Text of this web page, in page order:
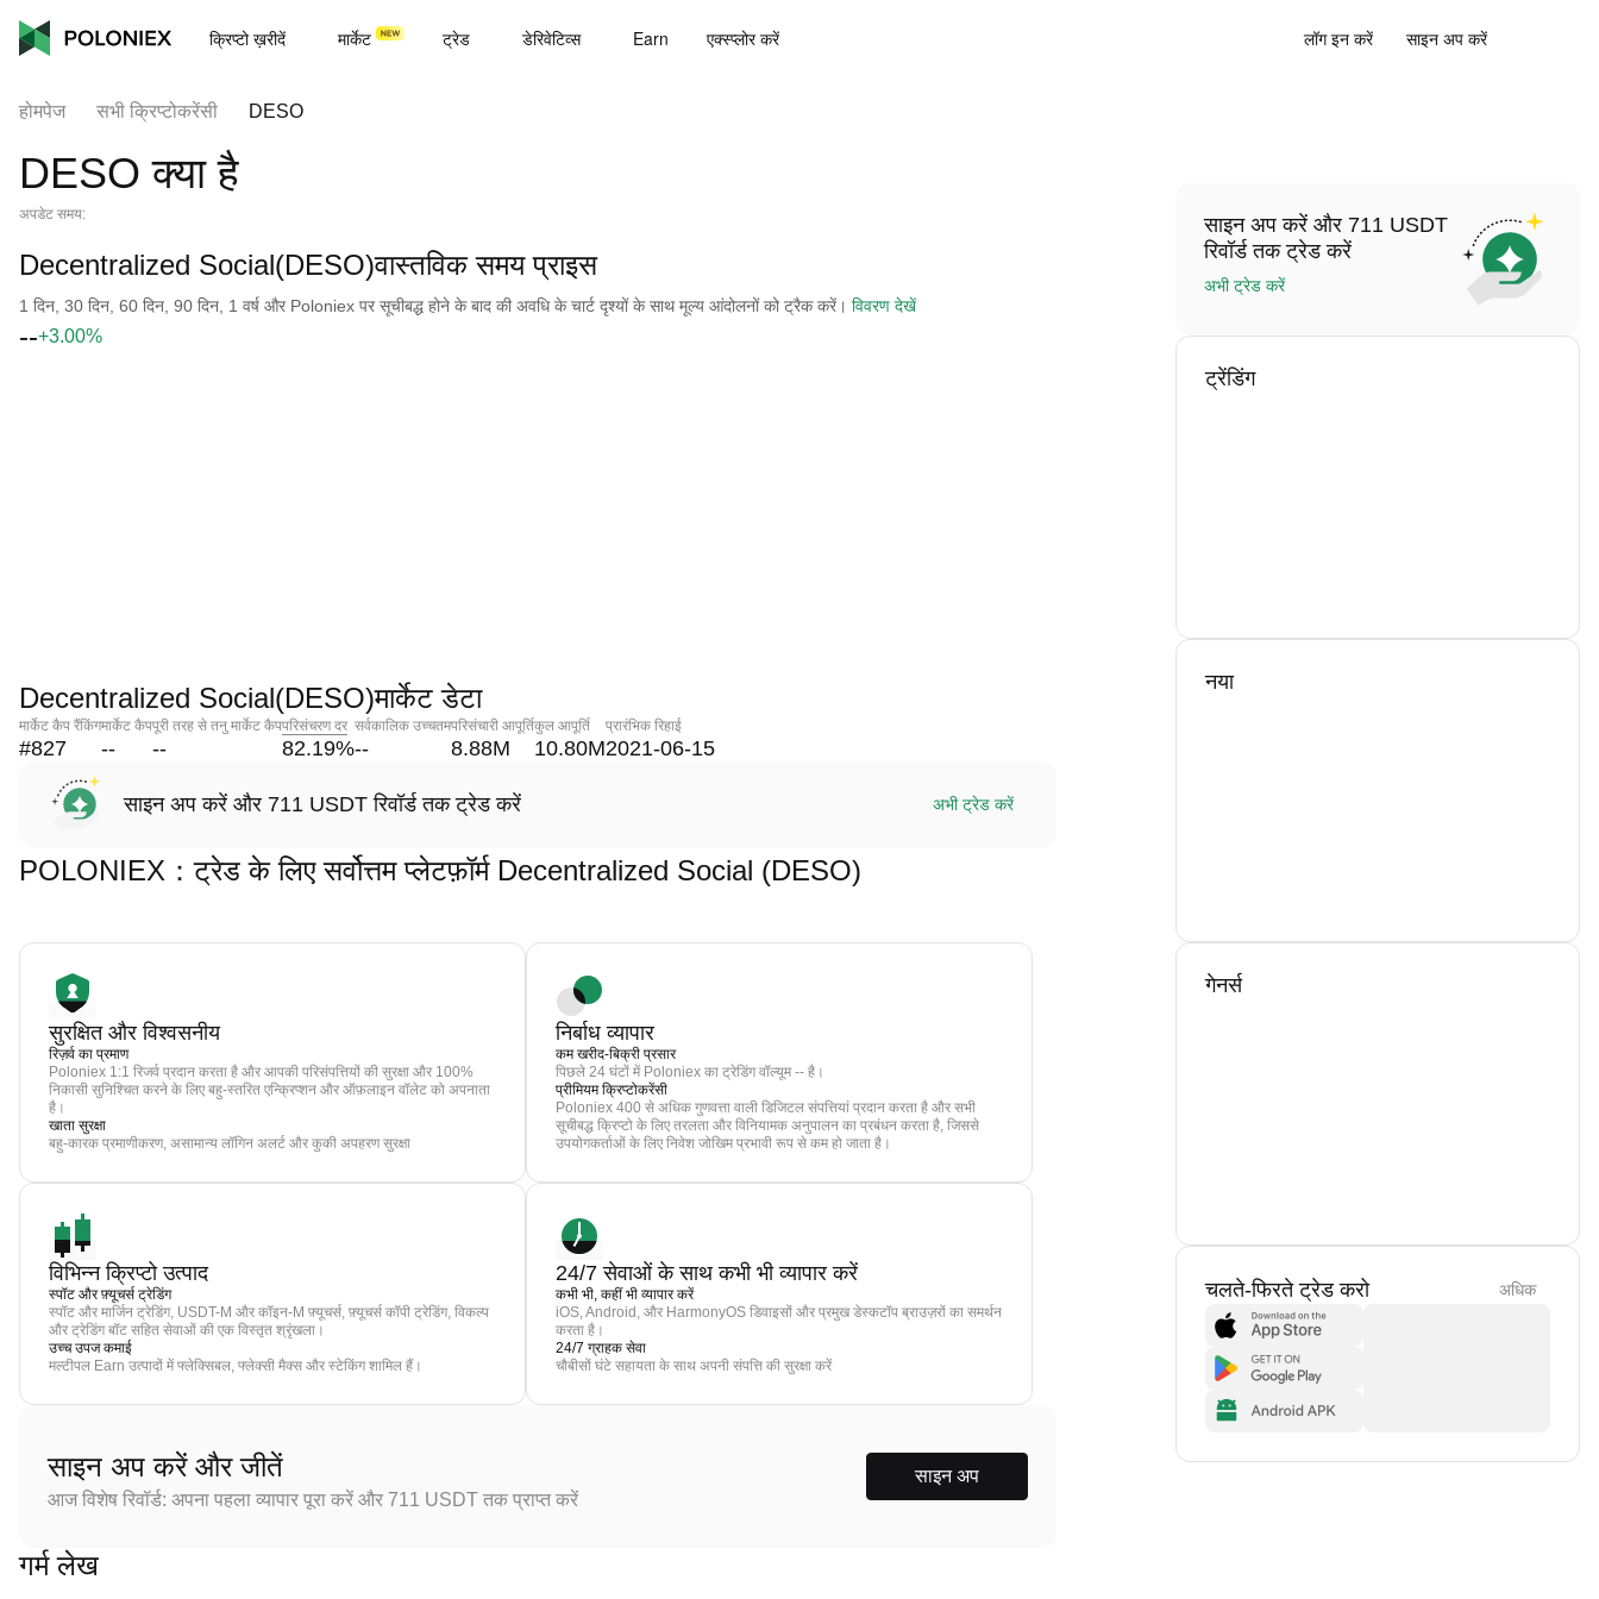
क्रिप्टो ख़रीदें मार्केट ट्रेड डेरिवेटिव्स Earn एक्स्प्लोर करें लॉग इन करें साइन अप करें
होमपेज सभी क्रिप्टोकरेंसी DESO
DESO क्या है
अपडेट समय:
Decentralized Social(DESO)वास्तविक समय प्राइस
1 दिन, 30 दिन, 60 दिन, 90 दिन, 1 वर्ष और Poloniex पर सूचीबद्ध होने के बाद की अवधि के चार्ट दृश्यों के साथ मूल्य आंदोलनों को ट्रैक करें। विवरण देखें
--+3.00%
Decentralized Social(DESO)मार्केट डेटा
मार्केट कैप रैंकिंग
#827
मार्केट कैप
--
पूरी तरह से तनु मार्केट कैप
--
परिसंचरण दर
82.19%
सर्वकालिक उच्चतम
--
परिसंचारी आपूर्ति
8.88M
कुल आपूर्ति
10.80M
प्रारंभिक रिहाई
2021-06-15
साइन अप करें और 711 USDT रिवॉर्ड तक ट्रेड करें अभी ट्रेड करें
POLONIEX：ट्रेड के लिए सर्वोत्तम प्लेटफ़ॉर्म Decentralized Social (DESO)
सुरक्षित और विश्वसनीय
रिज़र्व का प्रमाण
Poloniex 1:1 रिजर्व प्रदान करता है और आपकी परिसंपत्तियों की सुरक्षा और 100%
निकासी सुनिश्चित करने के लिए बहु-स्तरित एन्क्रिप्शन और ऑफ़लाइन वॉलेट को अपनाता
है।
खाता सुरक्षा
बहु-कारक प्रमाणीकरण, असामान्य लॉगिन अलर्ट और कुकी अपहरण सुरक्षा
निर्बाध व्यापार
कम खरीद-बिक्री प्रसार
पिछले 24 घंटों में Poloniex का ट्रेडिंग वॉल्यूम -- है।
प्रीमियम क्रिप्टोकरेंसी
Poloniex 400 से अधिक गुणवत्ता वाली डिजिटल संपत्तियां प्रदान करता है और सभी
सूचीबद्ध क्रिप्टो के लिए तरलता और विनियामक अनुपालन का प्रबंधन करता है, जिससे
उपयोगकर्ताओं के लिए निवेश जोखिम प्रभावी रूप से कम हो जाता है।
विभिन्न क्रिप्टो उत्पाद
स्पॉट और फ़्यूचर्स ट्रेडिंग
स्पॉट और मार्जिन ट्रेडिंग, USDT-M और कॉइन-M फ़्यूचर्स, फ़्यूचर्स कॉपी ट्रेडिंग, विकल्प
और ट्रेडिंग बॉट सहित सेवाओं की एक विस्तृत श्रृंखला।
उच्च उपज कमाई
मल्टीपल Earn उत्पादों में फ्लेक्सिबल, फ्लेक्सी मैक्स और स्टेकिंग शामिल हैं।
24/7 सेवाओं के साथ कभी भी व्यापार करें
कभी भी, कहीं भी व्यापार करें
iOS, Android, और HarmonyOS डिवाइसों और प्रमुख डेस्कटॉप ब्राउज़रों का समर्थन
करता है।
24/7 ग्राहक सेवा
चौबीसों घंटे सहायता के साथ अपनी संपत्ति की सुरक्षा करें
साइन अप करें और जीतें
आज विशेष रिवॉर्ड: अपना पहला व्यापार पूरा करें और 711 USDT तक प्राप्त करें
साइन अप
गर्म लेख
साइन अप करें और 711 USDT
रिवॉर्ड तक ट्रेड करें
अभी ट्रेड करें
ट्रेंडिंग
नया
गेनर्स
चलते-फिरते ट्रेड करो अधिक